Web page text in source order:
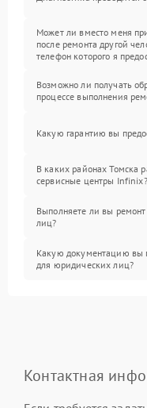
Может ли вместо меня
после ремонта другой
телефон которого я
Возможно ли получать
процессе выполнения
Какую гарантию вы
В каких районах Томска
сервисные центры Infinix?
Выполняете ли вы
лиц?
Какую документацию вы
для юридических лиц?
Контактная